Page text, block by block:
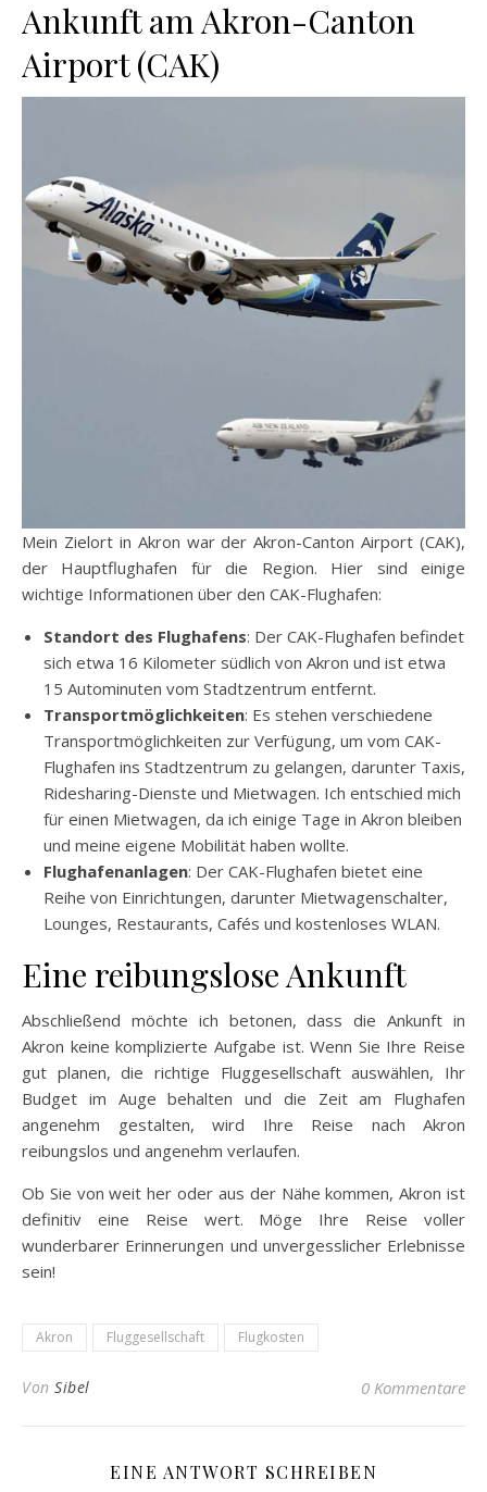
Ankunft am Akron-Canton
Airport (CAK)
Mein Zielort in Akron war der Akron-Canton Airport (CAK),
der Hauptflughafen für die Region. Hier sind einige
wichtige Informationen über den CAK-Flughafen:
Standort des Flughafens: Der CAK-Flughafen befindet
sich etwa 16 Kilometer südlich von Akron und ist etwa
15 Autominuten vom Stadtzentrum entfernt.
Transportmöglichkeiten: Es stehen verschiedene
Transportmöglichkeiten zur Verfügung, um vom CAK-
Flughafen ins Stadtzentrum zu gelangen, darunter Taxis,
Ridesharing-Dienste und Mietwagen. Ich entschied mich
für einen Mietwagen, da ich einige Tage in Akron bleiben
und meine eigene Mobilität haben wollte.
Flughafenanlagen: Der CAK-Flughafen bietet eine
Reihe von Einrichtungen, darunter Mietwagenschalter,
Lounges, Restaurants, Cafés und kostenloses WLAN.
Eine reibungslose Ankunft
Abschließend möchte ich betonen, dass die Ankunft in
Akron keine komplizierte Aufgabe ist. Wenn Sie Ihre Reise
gut planen, die richtige Fluggesellschaft auswählen, Ihr
Budget im Auge behalten und die Zeit am Flughafen
angenehm gestalten, wird Ihre Reise nach Akron
reibungslos und angenehm verlaufen.
Ob Sie von weit her oder aus der Nähe kommen, Akron ist
definitiv eine Reise wert. Möge Ihre Reise voller
wunderbarer Erinnerungen und unvergesslicher Erlebnisse
sein!
Akron Fluggesellschaft Flugkosten
Von Sibel 0 Kommentare
EINE ANTWORT SCHREIBEN